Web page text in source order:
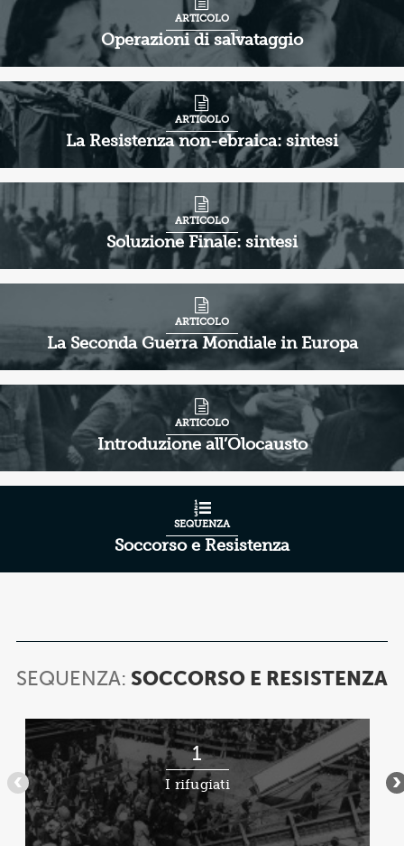
Operazioni di salvataggio
ARTICOLO
La Resistenza non-ebraica: sintesi
ARTICOLO
Soluzione Finale: sintesi
ARTICOLO
La Seconda Guerra Mondiale in Europa
ARTICOLO
Introduzione all’Olocausto
ARTICOLO
Soccorso e Resistenza
SEQUENZA
SEQUENZA: SOCCORSO E RESISTENZA
Voce
1
di
3
1
I rifugiati
•••